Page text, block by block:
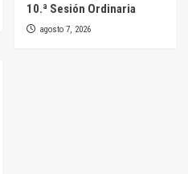
10.ª Sesión Ordinaria
agosto 7, 2026